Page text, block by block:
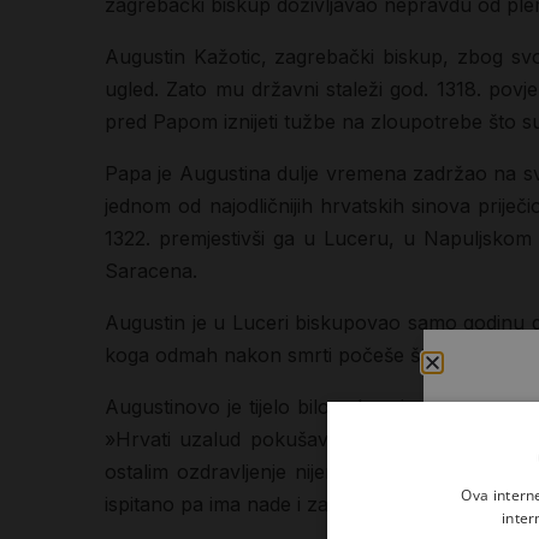
Augustin Kažotic, zagrebački biskup, zbog
ugled. Zato mu državni staleži god. 1318.
pred Papom iznijeti tužbe na zloupotrebe što
Papa je Augustina dulje vremena zadržao na
jednom od najodličnijih hrvatskih sinova
1322. premjestivši ga u Luceru, u
Saracena.
Augustin je u Luceri biskupovao samo
koga odmah nakon smrti počeše štovati kao
Augustinovo je tijelo bilo sahranjeno najprije
»Hrvati uzalud pokušavali kradom oteti
ostalim ozdravljenje nijemih i opsjednutih,
ispitano pa ima nade i za njegovu
Ova